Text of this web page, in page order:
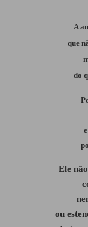
A
que
do
Ele
ou